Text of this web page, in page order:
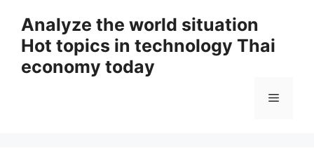
content
Analyze the world situation
Hot topics in technology Thai
economy today
Menu